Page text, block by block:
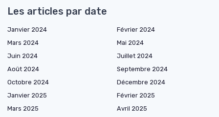
Les articles par date
Janvier 2024
Février 2024
Mars 2024
Mai 2024
Juin 2024
Juillet 2024
Août 2024
Septembre 2024
Octobre 2024
Décembre 2024
Janvier 2025
Février 2025
Mars 2025
Avril 2025